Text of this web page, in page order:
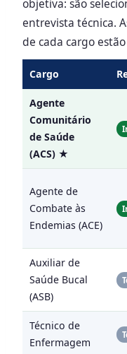
objetiva: são
entrevista técnica.
de cada cargo
Cargo
Agente
Comunitário
de Saúde
(ACS) ★
Agente de
Combate às
Endemias (ACE)
Auxiliar de
Saúde Bucal
(ASB)
Técnico de
Enfermagem